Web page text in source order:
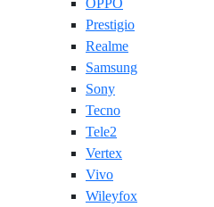
OPPO
Prestigio
Realme
Samsung
Sony
Tecno
Tele2
Vertex
Vivo
Wileyfox